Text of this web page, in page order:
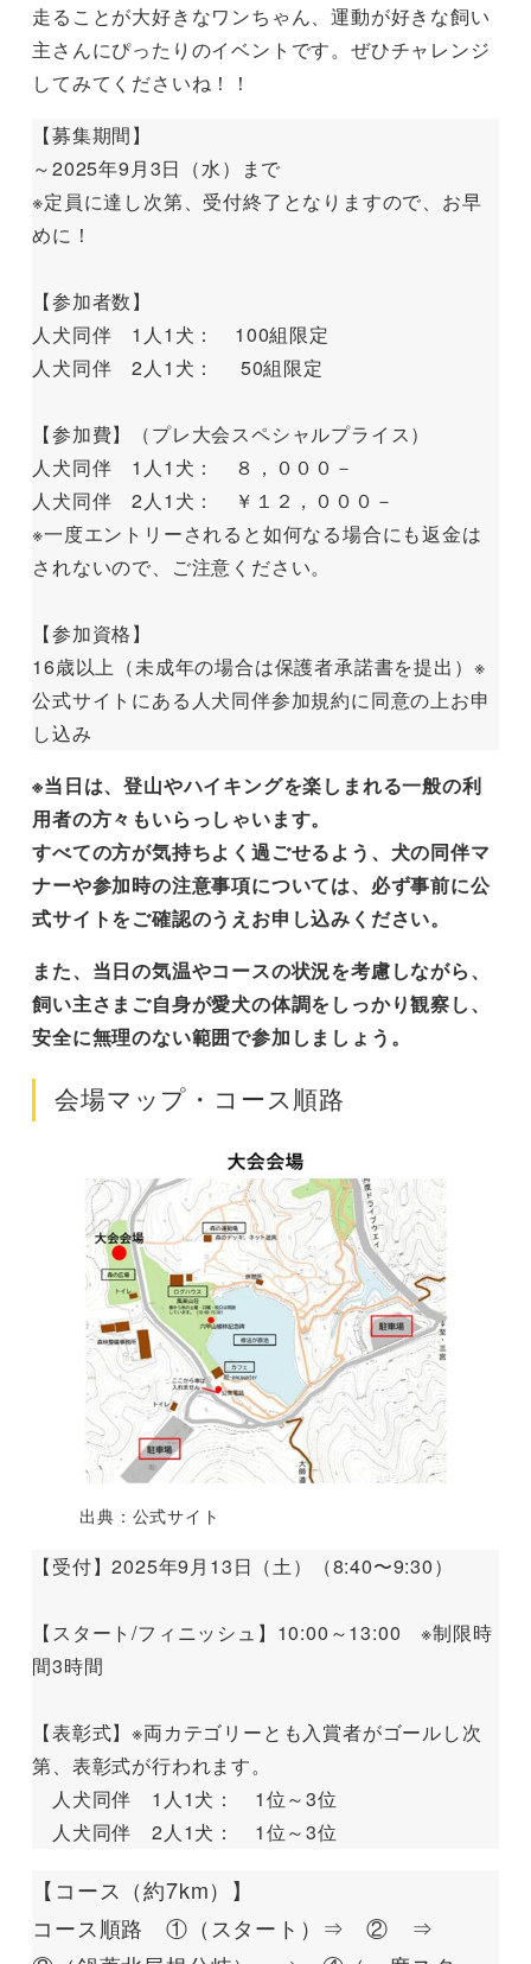
走ることが大好きなワンちゃん、運動が好きな飼い
主さんにぴったりのイベントです。ぜひチャレンジ
してみてくださいね！！
【募集期間】
～2025年9月3日（水）まで
※定員に達し次第、受付終了となりますので、お早
めに！
【参加者数】
人犬同伴 1人1犬： 100組限定
人犬同伴 2人1犬： 50組限定
【参加費】（プレ大会スペシャルプライス）
人犬同伴 1人1犬： ８，０００－
人犬同伴 2人1犬： ￥１２，０００－
※一度エントリーされると如何なる場合にも返金は
されないので、ご注意ください。
【参加資格】
16歳以上（未成年の場合は保護者承諾書を提出）※
公式サイトにある人犬同伴参加規約に同意の上お申
し込み
※当日は、登山やハイキングを楽しまれる一般の利
用者の方々もいらっしゃいます。
すべての方が気持ちよく過ごせるよう、犬の同伴マ
ナーや参加時の注意事項については、必ず事前に公
式サイトをご確認のうえお申し込みください。
また、当日の気温やコースの状況を考慮しながら、
飼い主さまご自身が愛犬の体調をしっかり観察し、
安全に無理のない範囲で参加しましょう。
会場マップ・コース順路
出典：公式サイト
【受付】2025年9月13日（土）（8:40〜9:30）
【スタート/フィニッシュ】10:00～13:00 ※制限時
間3時間
【表彰式】※両カテゴリーとも入賞者がゴールし次
第、表彰式が行われます。
人犬同伴 1人1犬： 1位～3位
人犬同伴 2人1犬： 1位～3位
【コース（約7km）】
コース順路 ①（スタート）⇒ ② ⇒